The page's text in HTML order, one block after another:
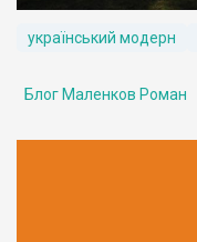
український модерн
Блог Маленков Роман